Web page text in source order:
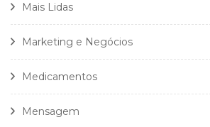
Mais Lidas
Marketing e Negócios
Medicamentos
Mensagem